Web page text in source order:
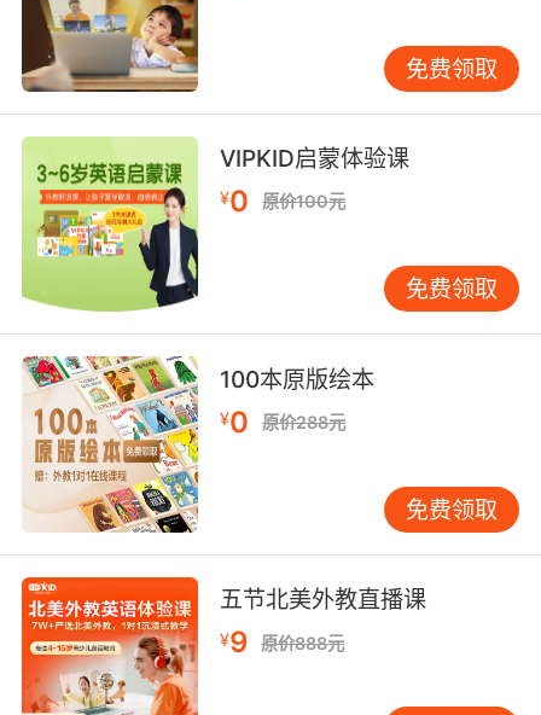
免费领取
VIPKID启蒙体验课
¥0 原价100元
免费领取
100本原版绘本
¥0 原价288元
免费领取
五节北美外教直播课
¥9 原价888元